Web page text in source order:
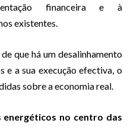
financeira e à
existentes.
que há um desalinhamento
e a sua execução efectiva, o
sobre a economia real.
energéticos no centro das